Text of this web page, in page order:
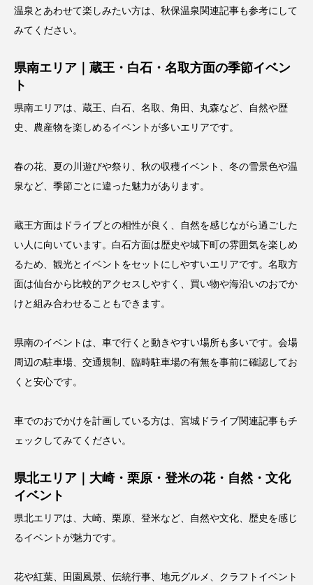
温泉とあわせて楽しみたい方は、 秋保温泉関連記事も参考にして
みてください。
県南エリア｜蔵王・白石・名取方面の季節イベン
ト
県南エリアは、蔵王、白石、名取、角田、丸森など、自然や歴
史、農産物を楽しめるイベントが多いエリアです。
春の花、夏の川遊びや祭り、秋の収穫イベント、冬の雪景色や温
泉など、季節ごとに違った魅力があります。
蔵王方面はドライブとの相性が良く、自然を感じながら過ごした
い人に向いています。白石方面は歴史や城下町の雰囲気を楽しめ
るため、観光とイベントをセットにしやすいエリアです。名取方
面は仙台から比較的アクセスしやすく、買い物や海沿いのおでか
けと組み合わせることもできます。
県南のイベントは、車で行くと動きやすい場所も多いです。会場
周辺の駐車場、交通規制、臨時駐車場の有無を事前に確認してお
くと安心です。
車でのおでかけを計画している方は、 宮城ドライブ関連記事もチ
ェックしてみてください。
県北エリア｜大崎・栗原・登米の花・自然・文化
イベント
県北エリアは、大崎、栗原、登米など、自然や文化、歴史を感じ
るイベントが魅力です。
花や紅葉、田園風景、伝統行事、地元グルメ、クラフトイベント